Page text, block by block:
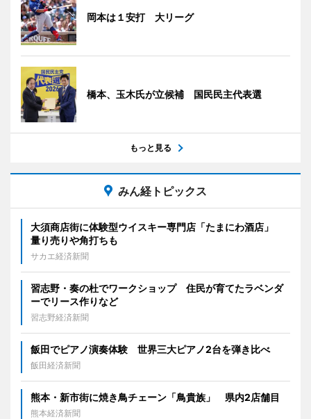
岡本は１安打 大リーグ
橋本、玉木氏が立候補 国民民主代表選
もっと見る
みん経トピックス
大須商店街に体験型ウイスキー専門店「たまにわ酒店」
量り売りや角打ちも
サカエ経済新聞
習志野・奏の杜でワークショップ 住民が育てたラベンダ
ーでリース作りなど
習志野経済新聞
飯田でピアノ演奏体験 世界三大ピアノ2台を弾き比べ
飯田経済新聞
熊本・新市街に焼き鳥チェーン「鳥貴族」 県内2店舗目
熊本経済新聞